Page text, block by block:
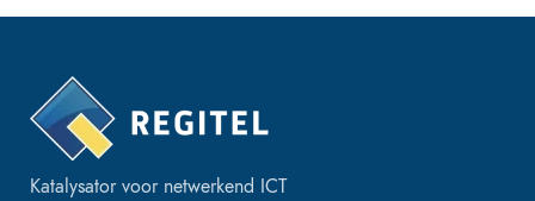
Katalysator voor netwerkend ICT